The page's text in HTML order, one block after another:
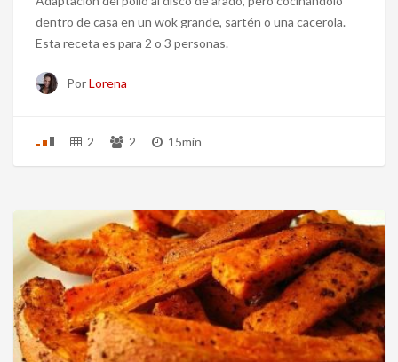
dentro de casa en un wok grande, sartén o una cacerola.
Esta receta es para 2 o 3 personas.
PorLorena
2 2 15min